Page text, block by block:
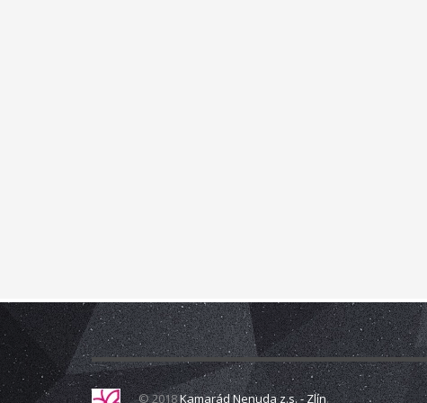
multisenzorická místnost Snoezelen, slouží jako
přelomovým trávením volného času dětí i dospělých.
mládeže, možnosti rozvoje mládeže pro lepší uplatnění
(training course), během nějž se setkají pracovníci, kteří
s cílovou skupinou. Výměna se uskutečnila 29. 6. – 4. 7.
ILTA FOR
s mládeží, na webových stránkách, jež budou sloužit i
© 2018Kamarád Nenuda z.s. - Zlín.